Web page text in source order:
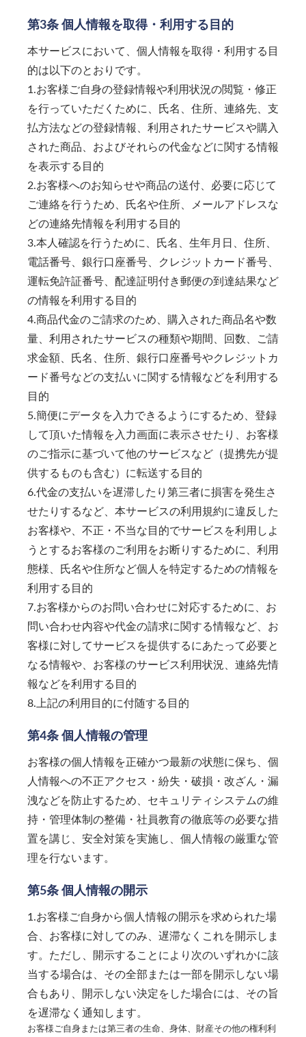
第3条 個人情報を取得・利用する目的
本サービスにおいて、個人情報を取得・利用する目
的は以下のとおりです。
1.お客様ご自身の登録情報や利用状況の閲覧・修正
を行っていただくために、氏名、住所、連絡先、支
払方法などの登録情報、利用されたサービスや購入
された商品、およびそれらの代金などに関する情報
を表示する目的
2.お客様へのお知らせや商品の送付、必要に応じて
ご連絡を行うため、氏名や住所、メールアドレスな
どの連絡先情報を利用する目的
3.本人確認を行うために、氏名、生年月日、住所、
電話番号、銀行口座番号、クレジットカード番号、
運転免許証番号、配達証明付き郵便の到達結果など
の情報を利用する目的
4.商品代金のご請求のため、購入された商品名や数
量、利用されたサービスの種類や期間、回数、ご請
求金額、氏名、住所、銀行口座番号やクレジットカ
ード番号などの支払いに関する情報などを利用する
目的
5.簡便にデータを入力できるようにするため、登録
して頂いた情報を入力画面に表示させたり、お客様
のご指示に基づいて他のサービスなど（提携先が提
供するものも含む）に転送する目的
6.代金の支払いを遅滞したり第三者に損害を発生さ
せたりするなど、本サービスの利用規約に違反した
お客様や、不正・不当な目的でサービスを利用しよ
うとするお客様のご利用をお断りするために、利用
態様、氏名や住所など個人を特定するための情報を
利用する目的
7.お客様からのお問い合わせに対応するために、お
問い合わせ内容や代金の請求に関する情報など、お
客様に対してサービスを提供するにあたって必要と
なる情報や、お客様のサービス利用状況、連絡先情
報などを利用する目的
8.上記の利用目的に付随する目的
第4条 個人情報の管理
お客様の個人情報を正確かつ最新の状態に保ち、個
人情報への不正アクセス・紛失・破損・改ざん・漏
洩などを防止するため、セキュリティシステムの維
持・管理体制の整備・社員教育の徹底等の必要な措
置を講じ、安全対策を実施し、個人情報の厳重な管
理を行ないます。
第5条 個人情報の開示
1.お客様ご自身から個人情報の開示を求められた場
合、お客様に対してのみ、遅滞なくこれを開示しま
す。ただし、開示することにより次のいずれかに該
当する場合は、その全部または一部を開示しない場
合もあり、開示しない決定をした場合には、その旨
を遅滞なく通知します。
お客様ご自身または第三者の生命、身体、財産その他の権利利